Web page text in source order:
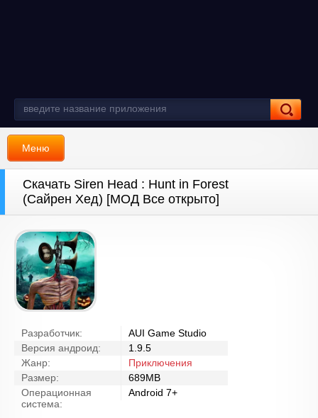
Меню
Скачать Siren Head : Hunt in Forest
(Сайрен Хед) [МОД Все открыто]
Разработчик:
AUI Game Studio
Версия андроид:
1.9.5
Жанр:
Приключения
Размер:
689MB
Операционная
система:
Android 7+